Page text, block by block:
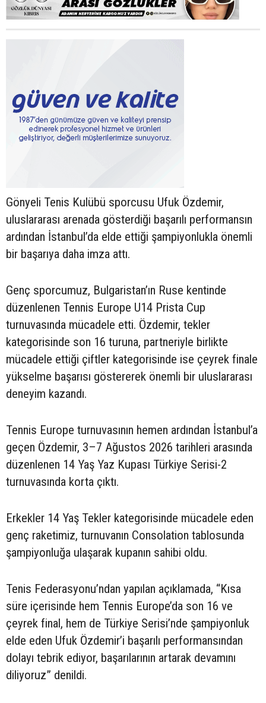
Gönyeli Tenis Kulübü sporcusu Ufuk Özdemir,
uluslararası arenada gösterdiği başarılı performansın
ardından İstanbul’da elde ettiği şampiyonlukla önemli
bir başarıya daha imza attı.
Genç sporcumuz, Bulgaristan’ın Ruse kentinde
düzenlenen Tennis Europe U14 Prista Cup
turnuvasında mücadele etti. Özdemir, tekler
kategorisinde son 16 turuna, partneriyle birlikte
mücadele ettiği çiftler kategorisinde ise çeyrek finale
yükselme başarısı göstererek önemli bir uluslararası
deneyim kazandı.
Tennis Europe turnuvasının hemen ardından İstanbul’a
geçen Özdemir, 3–7 Ağustos 2026 tarihleri arasında
düzenlenen 14 Yaş Yaz Kupası Türkiye Serisi-2
turnuvasında korta çıktı.
Erkekler 14 Yaş Tekler kategorisinde mücadele eden
genç raketimiz, turnuvanın Consolation tablosunda
şampiyonluğa ulaşarak kupanın sahibi oldu.
Tenis Federasyonu’ndan yapılan açıklamada, “Kısa
süre içerisinde hem Tennis Europe’da son 16 ve
çeyrek final, hem de Türkiye Serisi’nde şampiyonluk
elde eden Ufuk Özdemir’i başarılı performansından
dolayı tebrik ediyor, başarılarının artarak devamını
diliyoruz” denildi.